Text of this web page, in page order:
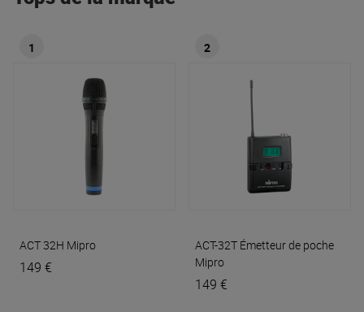
1
ACT 32H Mipro
149 €
2
ACT-32T Émetteur de poche
Mipro
149 €